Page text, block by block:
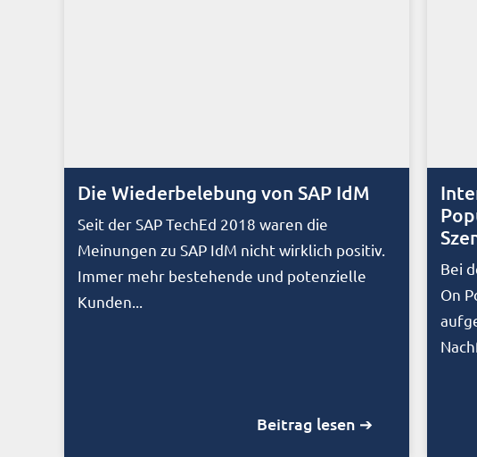
Die Wiederbelebung von SAP IdM
Seit der SAP TechEd 2018 waren die
Meinungen zu SAP IdM nicht wirklich positiv.
Immer mehr bestehende und potenzielle
Kunden...
Beitrag lesen ➔
Bei
On